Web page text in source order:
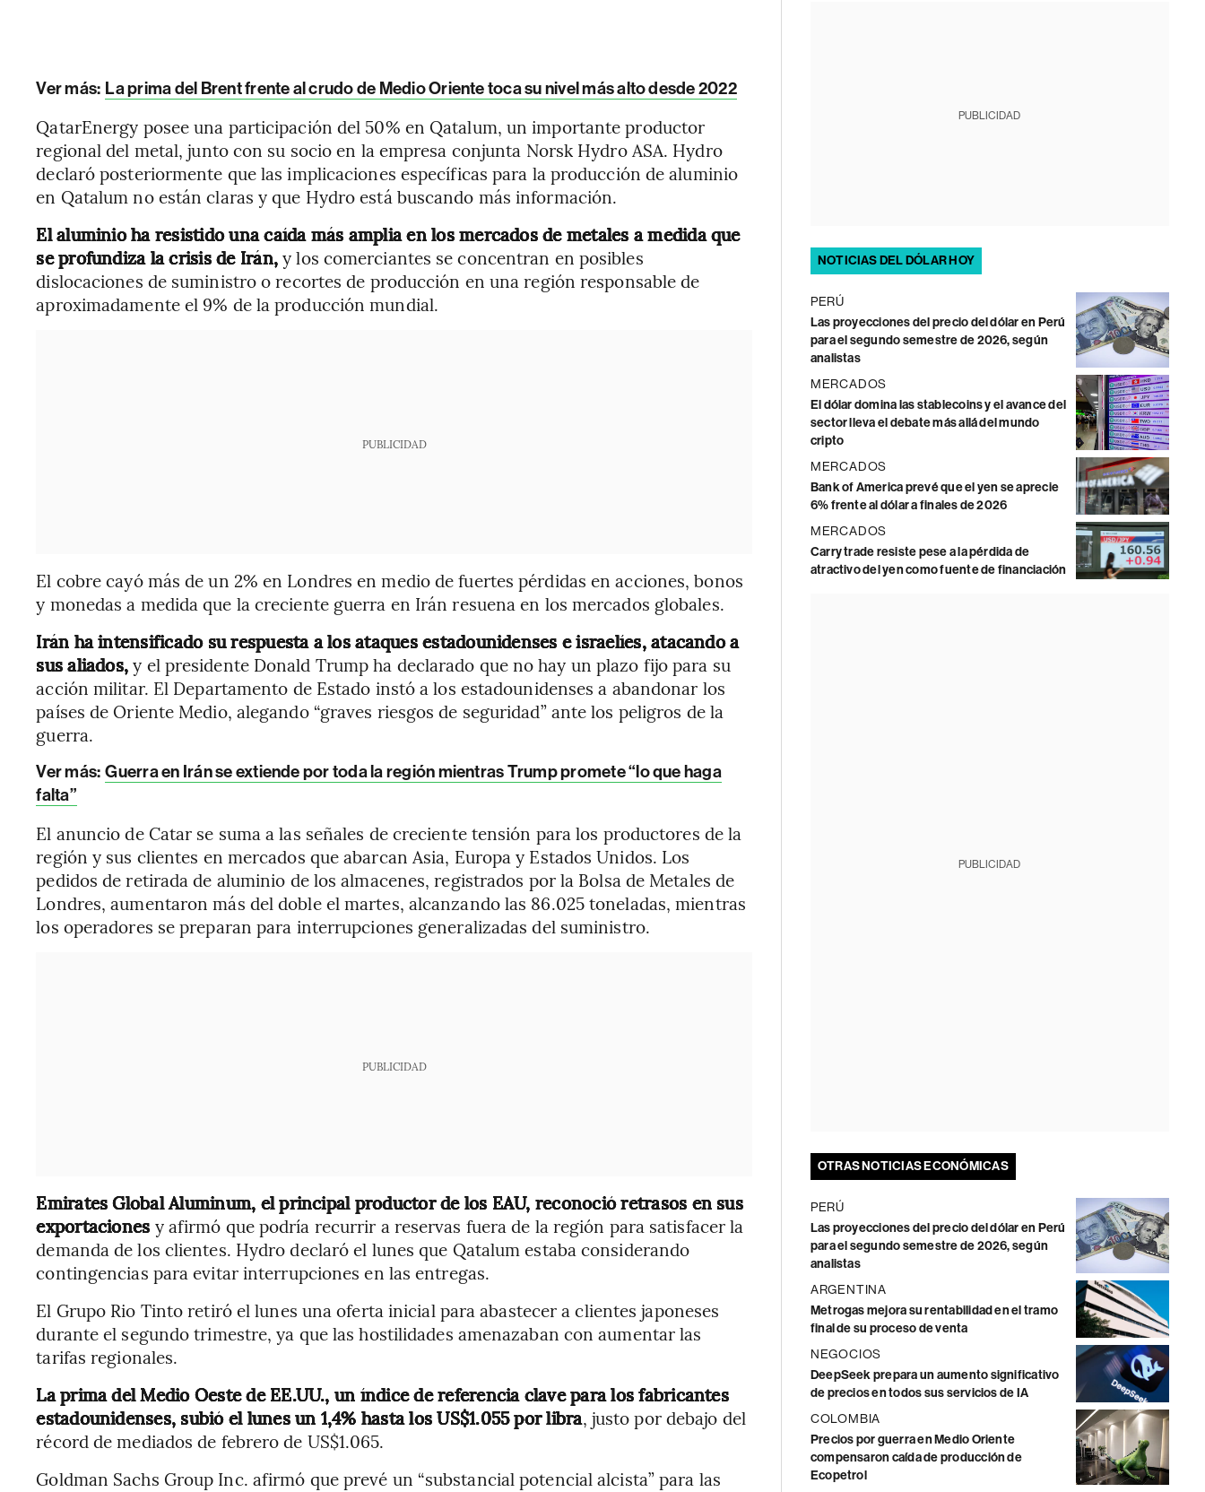
Ver más: La prima del Brent frente al crudo de Medio Oriente toca su nivel más alto desde 2022
QatarEnergy posee una participación del 50% en Qatalum, un importante productor
regional del metal, junto con su socio en la empresa conjunta Norsk Hydro ASA. Hydro
declaró posteriormente que las implicaciones específicas para la producción de aluminio
en Qatalum no están claras y que Hydro está buscando más información.
El aluminio ha resistido una caída más amplia en los mercados de metales a medida que
se profundiza la crisis de Irán,y los comerciantes se concentran en posibles
dislocaciones de suministro o recortes de producción en una región responsable de
aproximadamente el 9% de la producción mundial.
PUBLICIDAD
El cobre cayó más de un 2% en Londres en medio de fuertes pérdidas en acciones, bonos
y monedas a medida que la creciente guerra en Irán resuena en los mercados globales.
Irán ha intensificado su respuesta a los ataques estadounidenses e israelíes, atacando a
sus aliados,y el presidente Donald Trump ha declarado que no hay un plazo fijo para su
acción militar. El Departamento de Estado instó a los estadounidenses a abandonar los
países de Oriente Medio, alegando “graves riesgos de seguridad” ante los peligros de la
guerra.
Ver más: Guerra en Irán se extiende por toda la región mientras Trump promete “lo que haga
falta”
El anuncio de Catar se suma a las señales de creciente tensión para los productores de la
región y sus clientes en mercados que abarcan Asia, Europa y Estados Unidos. Los
pedidos de retirada de aluminio de los almacenes, registrados por la Bolsa de Metales de
Londres, aumentaron más del doble el martes, alcanzando las 86.025 toneladas, mientras
los operadores se preparan para interrupciones generalizadas del suministro.
PUBLICIDAD
Emirates Global Aluminum, el principal productor de los EAU, reconoció retrasos en sus
exportaciones y afirmó que podría recurrir a reservas fuera de la región para satisfacer la
demanda de los clientes. Hydro declaró el lunes que Qatalum estaba considerando
contingencias para evitar interrupciones en las entregas.
El Grupo Rio Tinto retiró el lunes una oferta inicial para abastecer a clientes japoneses
durante el segundo trimestre, ya que las hostilidades amenazaban con aumentar las
tarifas regionales.
La prima del Medio Oeste de EE.UU., un índice de referencia clave para los fabricantes
estadounidenses, subió el lunes un 1,4% hasta los US$1.055 por libra, justo por debajo del
récord de mediados de febrero de US$1.065.
Goldman Sachs Group Inc. afirmó que prevé un “substancial potencial alcista” para las
PUBLICIDAD
NOTICIAS DEL DÓLAR HOY
PERÚ
Las proyecciones del precio del dólar en Perú
para el segundo semestre de 2026, según
analistas
MERCADOS
El dólar domina las stablecoins y el avance del
sector lleva el debate más allá del mundo
cripto
MERCADOS
Bank of America prevé que el yen se aprecie
6% frente al dólar a finales de 2026
MERCADOS
Carry trade resiste pese a la pérdida de
atractivo del yen como fuente de financiación
PUBLICIDAD
OTRAS NOTICIAS ECONÓMICAS
PERÚ
Las proyecciones del precio del dólar en Perú
para el segundo semestre de 2026, según
analistas
ARGENTINA
Metrogas mejora su rentabilidad en el tramo
final de su proceso de venta
NEGOCIOS
DeepSeek prepara un aumento significativo
de precios en todos sus servicios de IA
COLOMBIA
Precios por guerra en Medio Oriente
compensaron caída de producción de
Ecopetrol